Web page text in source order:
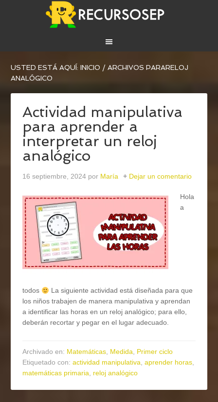
USTED ESTÁ AQUÍ:INICIO / ARCHIVOS PARARELOJ
ANALÓGICO
Actividad manipulativa
para aprender a
interpretar un reloj
analógico
16 septiembre, 2024 por María Dejar un comentario
Hola
a
todos
La siguiente actividad está diseñada para que
los niños trabajen de manera manipulativa y aprendan
a identificar las horas en un reloj analógico; para ello,
deberán recortar y pegar en el lugar adecuado.
Archivado en: Matemáticas, Medida, Primer ciclo
Etiquetado con:actividad manipulativa,aprender horas,
matemáticas primaria, reloj analógico